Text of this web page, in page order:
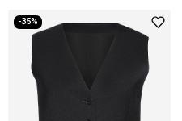
-35%